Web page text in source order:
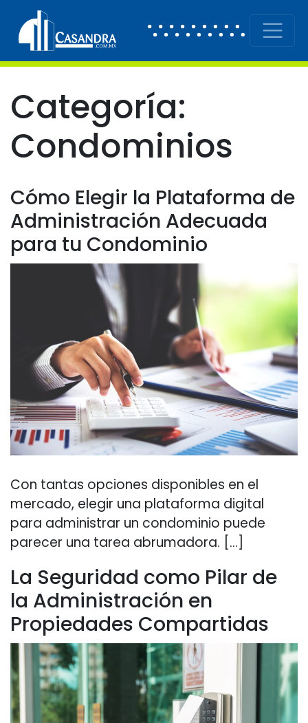
Skip to content
Main Navigation
Categoría:
Condominios
Cómo Elegir la Plataforma de
Administración Adecuada
para tu Condominio
Con tantas opciones disponibles en el
mercado, elegir una plataforma digital
para administrar un condominio puede
parecer una tarea abrumadora. […]
La Seguridad como Pilar de
la Administración en
Propiedades Compartidas